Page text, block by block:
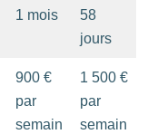
1 mois
58
jours
900 €
par
semain
1 500 €
par
semain